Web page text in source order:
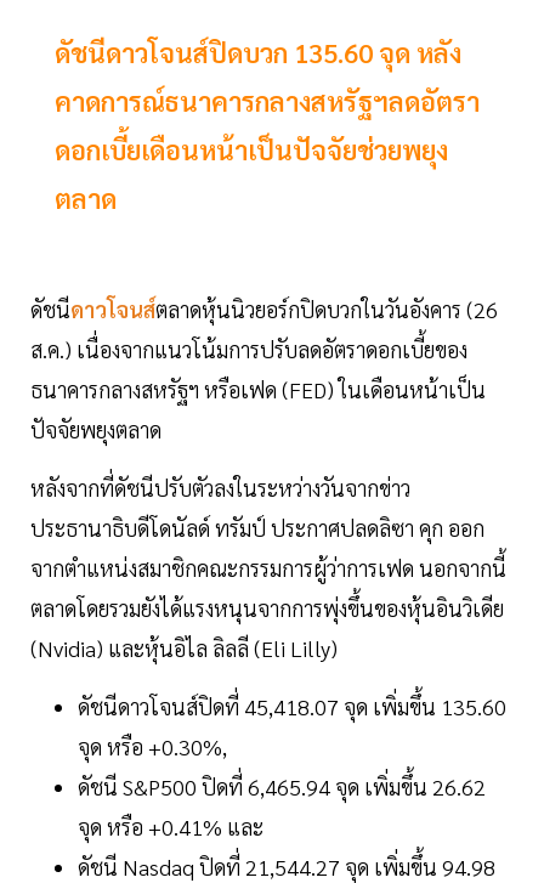
ดัชนีดาวโจนส์ปิดบวก 135.60 จุด หลัง
คาดการณ์ธนาคารกลางสหรัฐฯลดอัตรา
ดอกเบี้ยเดือนหน้าเป็นปัจจัยช่วยพยุง
ตลาด
ดัชนีดาวโจนส์ตลาดหุ้นนิวยอร์กปิดบวกในวันอังคาร (26
ส.ค.) เนื่องจากแนวโน้มการปรับลดอัตราดอกเบี้ยของ
ธนาคารกลางสหรัฐฯ หรือเฟด (FED) ในเดือนหน้าเป็น
ปัจจัยพยุงตลาด
หลังจากที่ดัชนีปรับตัวลงในระหว่างวันจากข่าว
ประธานาธิบดีโดนัลด์ ทรัมป์ ประกาศปลดลิซา คุก ออก
จากตำแหน่งสมาชิกคณะกรรมการผู้ว่าการเฟด นอกจากนี้
ตลาดโดยรวมยังได้แรงหนุนจากการพุ่งขึ้นของหุ้นอินวิเดีย
(Nvidia) และหุ้นอิไล ลิลลี (Eli Lilly)
ดัชนีดาวโจนส์ปิดที่ 45,418.07 จุด เพิ่มขึ้น 135.60
จุด หรือ +0.30%,
ดัชนี S&P500 ปิดที่ 6,465.94 จุด เพิ่มขึ้น 26.62
จุด หรือ +0.41% และ
ดัชนี Nasdaq ปิดที่ 21,544.27 จุด เพิ่มขึ้น 94.98